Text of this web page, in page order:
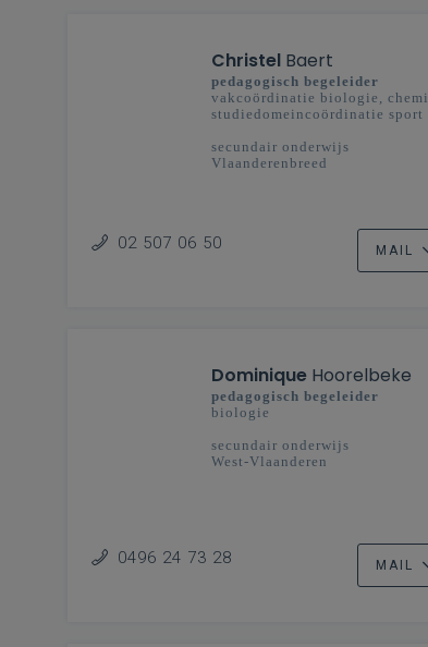
Christel Baert
pedagogisch begeleider
vakcoördinatie biologie,
studiedomeincoördinatie sport
secundair onderwijs
Vlaanderenbreed
02 507 06 50 MAIL
Dominique Hoorelbeke
pedagogisch begeleider
biologie
secundair onderwijs
West-Vlaanderen
0496 24 73 28 MAIL